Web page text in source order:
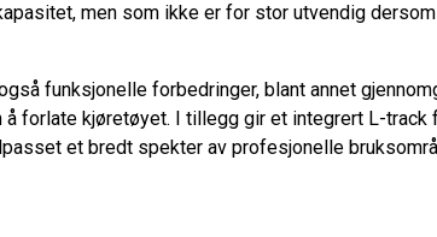
men som ikke er for stor utvendig
funksjonelle forbedringer, blant annet
forlate kjøretøyet. I tillegg gir et integrert L-
et bredt spekter av profesjonelle